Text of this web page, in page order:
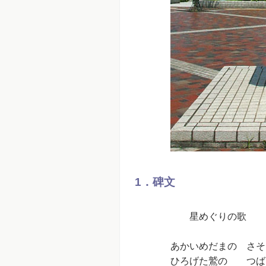
1．碑文
星めぐりの歌
あかいめだまの さ
ひろげた鷲の つば